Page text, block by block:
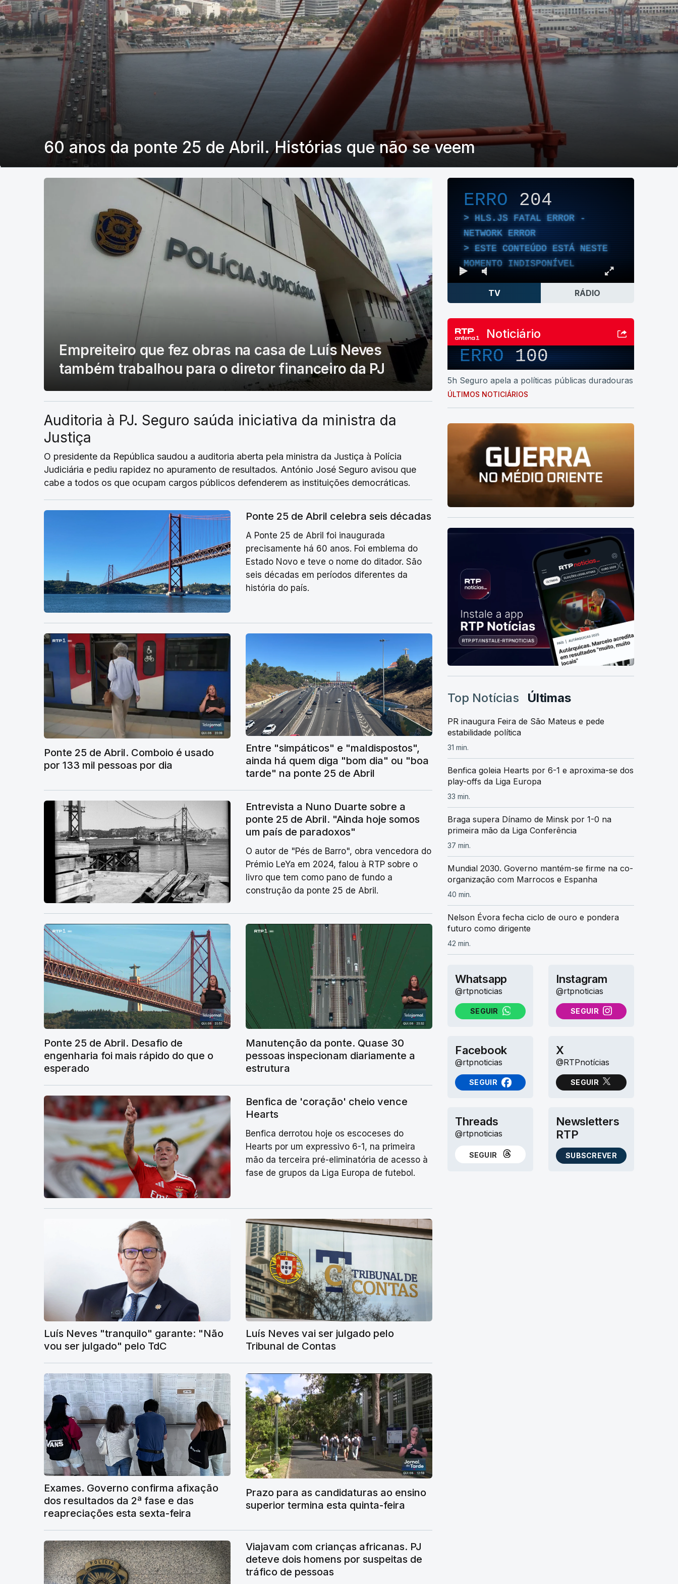
60 anos da ponte 25 de Abril. Histórias que não se veem
Empreiteiro que fez obras na casa de Luís Neves
também trabalhou para o diretor financeiro da PJ
Auditoria à PJ. Seguro saúda iniciativa da ministra da
Justiça
O presidente da República saudou a auditoria aberta pela ministra da Justiça à Polícia
Judiciária e pediu rapidez no apuramento de resultados. António José Seguro avisou que
cabe a todos os que ocupam cargos públicos defenderem as instituições democráticas.
Ponte 25 de Abril celebra seis décadas
A Ponte 25 de Abril foi inaugurada
precisamente há 60 anos. Foi emblema do
Estado Novo e teve o nome do ditador. São
seis décadas em períodos diferentes da
história do país.
Ponte 25 de Abril. Comboio é usado
por 133 mil pessoas por dia
Entre "simpáticos" e "maldispostos",
ainda há quem diga "bom dia" ou "boa
tarde" na ponte 25 de Abril
Entrevista a Nuno Duarte sobre a
ponte 25 de Abril. "Ainda hoje somos
um país de paradoxos"
O autor de "Pés de Barro", obra vencedora do
Prémio LeYa em 2024, falou à RTP sobre o
livro que tem como pano de fundo a
construção da ponte 25 de Abril.
Ponte 25 de Abril. Desafio de
engenharia foi mais rápido do que o
esperado
Manutenção da ponte. Quase 30
pessoas inspecionam diariamente a
estrutura
Benfica de 'coração' cheio vence
Hearts
Benfica derrotou hoje os escoceses do
Hearts por um expressivo 6-1, na primeira
mão da terceira pré-eliminatória de acesso à
fase de grupos da Liga Europa de futebol.
Luís Neves "tranquilo" garante: "Não
vou ser julgado" pelo TdC
Luís Neves vai ser julgado pelo
Tribunal de Contas
Exames. Governo confirma afixação
dos resultados da 2ª fase e das
reapreciações esta sexta-feira
Prazo para as candidaturas ao ensino
superior termina esta quinta-feira
Viajavam com crianças africanas. PJ
deteve dois homens por suspeitas de
tráfico de pessoas
Player de Áudio/Vídeo
ERRO 204
HLS.JS FATAL ERROR -
NETWORK ERROR
ESTE CONTEÚDO ESTÁ NESTE
MOMENTO INDISPONÍVEL
TV RÁDIO
Noticiário
ERRO100
5h Seguro apela a políticas públicas duradouras
ÚLTIMOS NOTICIÁRIOS
Top Notícias Últimas
PR inaugura Feira de São Mateus e pede
estabilidade política
31 min.
Benfica goleia Hearts por 6-1 e aproxima-se dos
play-offs da Liga Europa
33 min.
Braga supera Dínamo de Minsk por 1-0 na
primeira mão da Liga Conferência
37 min.
Mundial 2030. Governo mantém-se firme na co-
organização com Marrocos e Espanha
40 min.
Nelson Évora fecha ciclo de ouro e pondera
futuro como dirigente
42 min.
Whatsapp
@rtpnoticias
SEGUIR
NO WHATSAPP
Instagram
@rtpnoticias
SEGUIR
NO INSTAGRAM
Facebook
@rtpnoticias
SEGUIR
NO FACEBOOK
X
@RTPnotícias
SEGUIR
NO X (TWITTER)
Threads
@rtpnoticias
SEGUIR
NO THREADS
Newsletters
RTP
SUBSCREVER
AS NEWSLETTERS RTP